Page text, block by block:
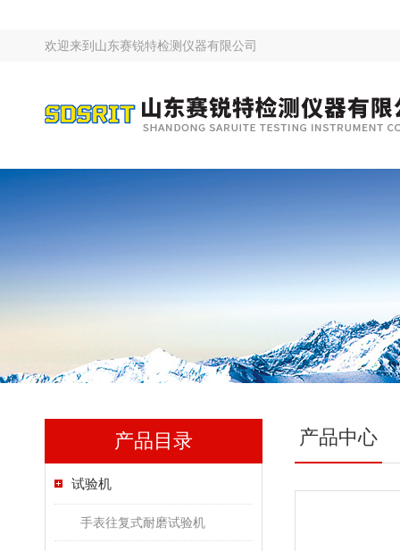
欢迎来到 山东赛锐特检测仪器有限公司
产品目录
试验机
手表往复式耐磨试验机
产品中心